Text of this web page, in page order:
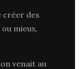
créer des
mieux,
venait au